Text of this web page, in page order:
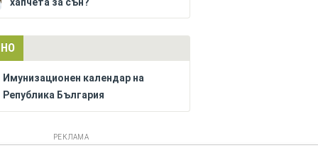
Имунизационен календар на
Република България
РЕКЛАМА